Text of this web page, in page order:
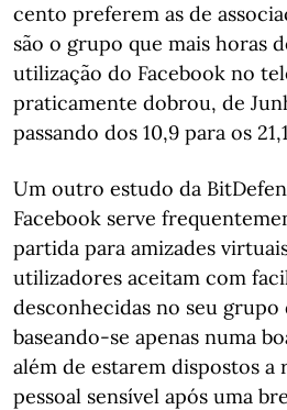
cento preferem as de
são o grupo que mais horas
utilização do Facebook no
praticamente dobrou, de
passando dos 10,9 para os
Um outro estudo da
Facebook serve
partida para amizades
utilizadores aceitam com
desconhecidas no seu grupo
baseando-se apenas numa
além de estarem dispostos a
pessoal sensível após uma